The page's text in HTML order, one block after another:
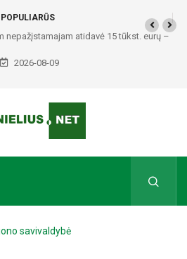
POPULIARŪS
nepažįstamajam atidavė 15 tūkst. eurų –
pradėjo tyrimą
2026-08-09
savivaldybė